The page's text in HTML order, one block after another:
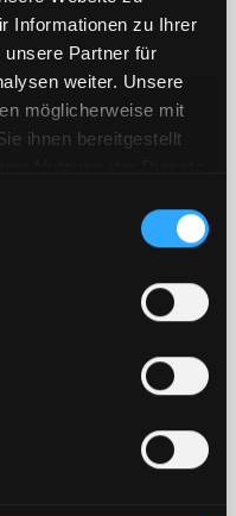
Informationen zu Ihrer
unsere Partner für
weiter. Unsere
möglicherweise mit
ihnen bereitgestellt